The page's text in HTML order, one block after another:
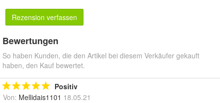
Rezension verfassen
Bewertungen
So haben Kunden, die den Artikel bei diesem Verkäufer gekauft
haben, den Kauf bewertet.
Positiv
Von: Mellidais1101 18.05.21